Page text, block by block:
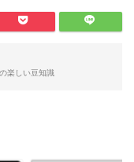
楽しい豆知識